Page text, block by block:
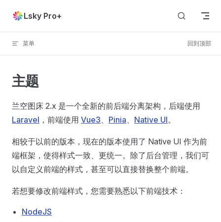
Skip to content
Lsky Pro+
菜单 回到顶部
主题
兰空图床 2.x 是一个全新的前后端分离架构，后端使用
Laravel ，前端使用 Vue3、 Pinia、 Native UI。
相较于以前的版本，现在的版本使用了 Native UI 作为前
端框架，使得样式一致、更统一。除了后台管理，我们可
以自定义前端的样式，甚至可以直接替换整个前端。
若想要修改前端样式，您需要熟悉以下前端技术：
NodeJS